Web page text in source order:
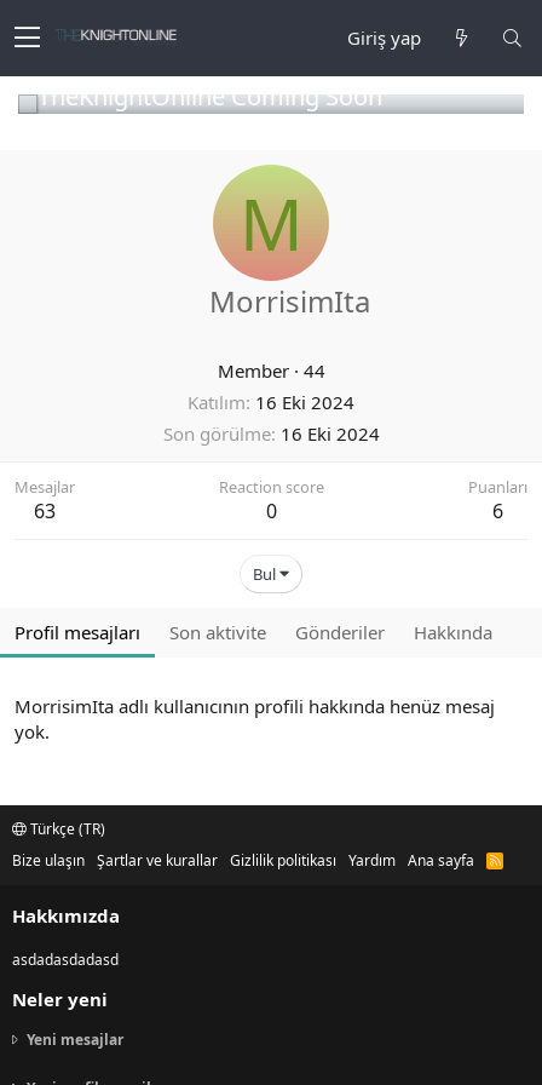
Giriş yap
TheKnightOnline Coming Soon
M
MorrisimIta
Member · 44
Katılım 16 Eki 2024
Son görülme 16 Eki 2024
Mesajlar
63
Reaction score
0
Puanları
6
Bul
Profil mesajları Son aktivite Gönderiler Hakkında
MorrisimIta adlı kullanıcının profili hakkında henüz mesaj
yok.
Türkçe (TR)
Bize ulaşın Şartlar ve kurallar Gizlilik politikası Yardım Ana sayfa
R
Hakkımızda
asdadasdadasd
Neler yeni
Yeni mesajlar